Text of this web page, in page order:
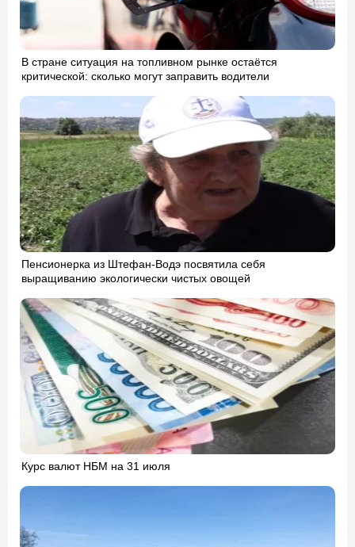
В стране ситуация на топливном рынке остаётся
критической: сколько могут заправить водители
Пенсионерка из Штефан-Водэ посвятила себя
выращиванию экологически чистых овощей
Курс валют НБМ на 31 июля